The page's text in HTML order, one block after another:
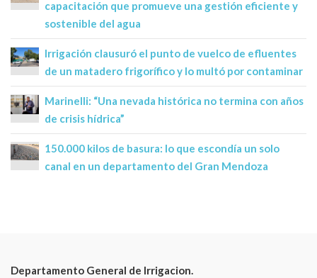
capacitación que promueve una gestión eficiente y
sostenible del agua
Irrigación clausuró el punto de vuelco de efluentes
de un matadero frigorífico y lo multó por contaminar
Marinelli: “Una nevada histórica no termina con años
de crisis hídrica”
150.000 kilos de basura: lo que escondía un solo
canal en un departamento del Gran Mendoza
Departamento General de Irrigacion.